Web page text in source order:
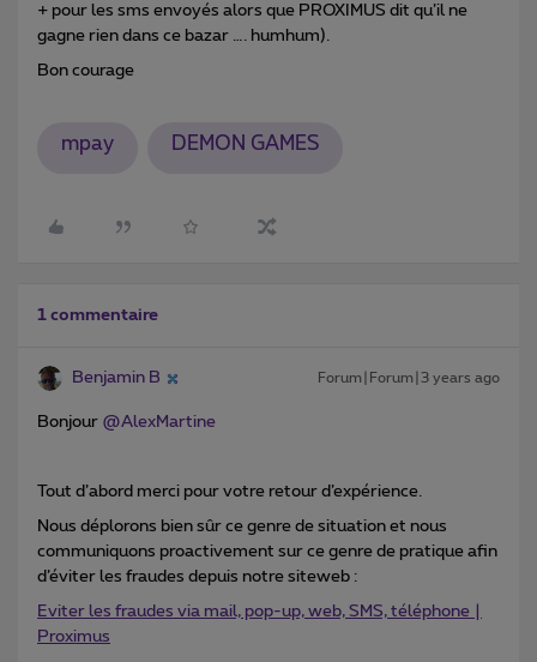
+ pour les sms envoyés alors que PROXIMUS dit qu’il ne
gagne rien dans ce bazar …. humhum).
Bon courage
mpay DEMON GAMES
1 commentaire
Benjamin B Forum|Forum|3 years ago
Bonjour @AlexMartine
Tout d’abord merci pour votre retour d’expérience.
Nous déplorons bien sûr ce genre de situation et nous
communiquons proactivement sur ce genre de pratique afin
d’éviter les fraudes depuis notre siteweb :
Eviter les fraudes via mail, pop-up, web, SMS, téléphone |
Proximus